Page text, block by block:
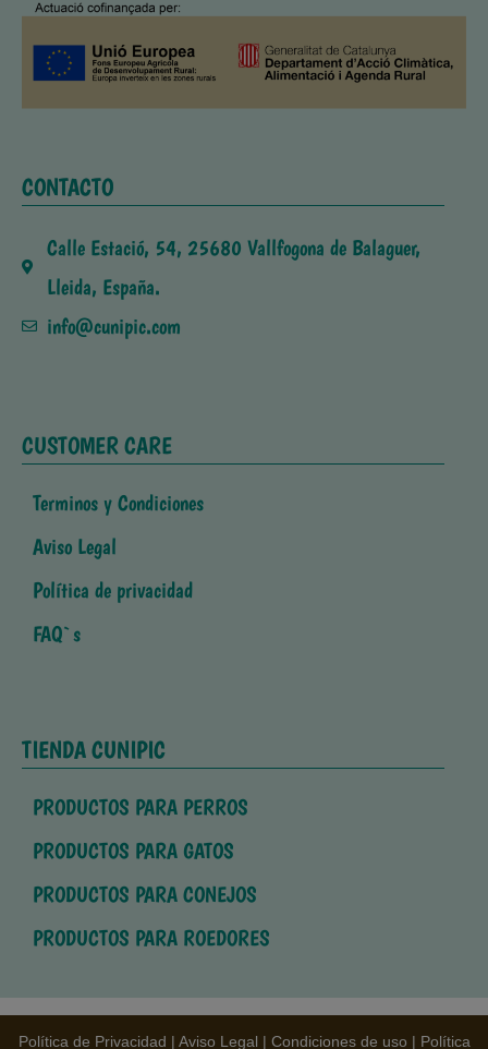
CONTACTO
Calle Estació, 54, 25680 Vallfogona de Balaguer,
Lleida, España.
info@cunipic.com
CUSTOMER CARE
Terminos y Condiciones
Aviso Legal
Política de privacidad
FAQ`s
TIENDA CUNIPIC
PRODUCTOS PARA PERROS
PRODUCTOS PARA GATOS
PRODUCTOS PARA CONEJOS
PRODUCTOS PARA ROEDORES
Política de Privacidad | Aviso Legal | Condiciones de uso | Política